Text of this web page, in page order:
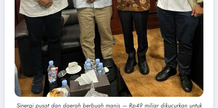
Sinergi pusat dan daerah berbuah manis — Rp49 miliar dikucurkan untuk